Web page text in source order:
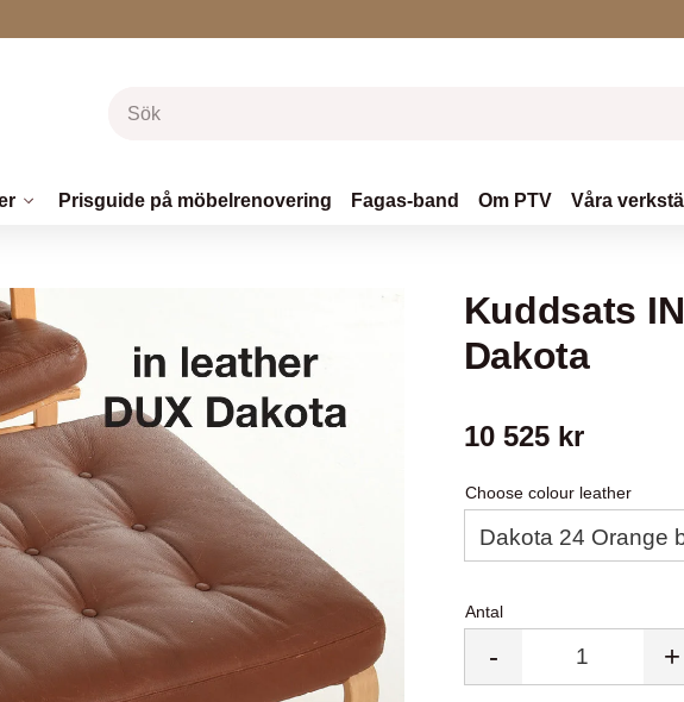
Prisguide på möbelrenovering Fagas-band Om PTV Våra
Kuddsats
Dakota
10 525kr
Choose colour leather
Antal
+
-